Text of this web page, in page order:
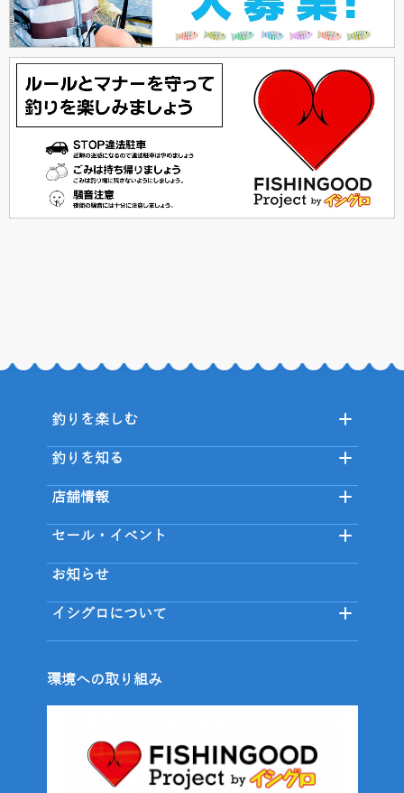
釣りを楽しむ
釣りを知る
店舗情報
セール・イベント
お知らせ
イシグロについて
環境への取り組み